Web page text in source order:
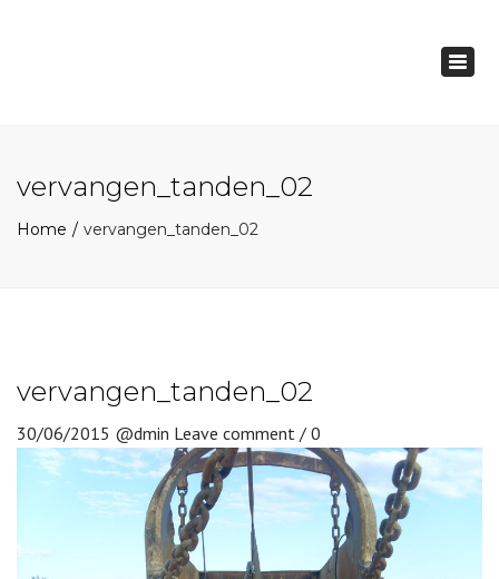
vervangen_tanden_02
Home vervangen_tanden_02
vervangen_tanden_02
30/06/2015 @dmin Leave comment / 0